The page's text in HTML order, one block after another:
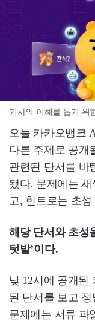
기사의 이해를 돕기 위
오늘 카카오뱅크
다른 주제로 공개
관련된 단서를 바
됐다. 문제에는
고, 힌트로는 초성
해당 단서와 초성
텃밭’이다.
낮 12시에 공개된
된 단서를 보고
문제에는 서류 파